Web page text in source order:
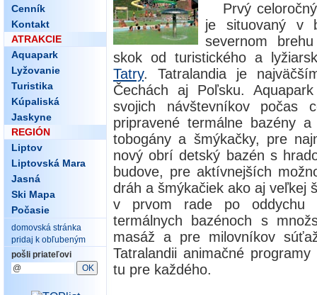
Cenník
Kontakt
ATRAKCIE
Aquapark
Lyžovanie
Turistika
Kúpaliská
Jaskyne
REGIÓN
Liptov
Liptovská Mara
Jasná
Ski Mapa
Počasie
domovská stránka
pridaj k obľubeným
pošli priateľovi
Prvý
je situovaný v
severnom
skok od turistického a
Tatry. Tatralandia je
Čechách aj Poľsku.
svojich návštevníkov počas
pripravené termálne bazény
tobogány a šmýkačky, pre
nový obrí detský bazén s
budove, pre aktívnejších
dráh a šmýkačiek ako aj veľkej
v prvom rade po oddychu
termálnych bazénoch s
masáž a pre milovníkov
Tatralandii animačné
tu pre každého.